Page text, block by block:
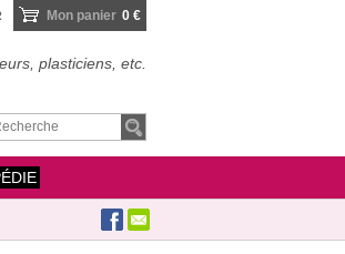
Mon panier 0 €
plasticiens, etc.